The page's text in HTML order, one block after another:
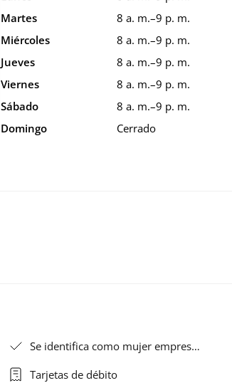
Martes
8 a. m.–9 p. m.
Miércoles
8 a. m.–9 p. m.
Jueves
8 a. m.–9 p. m.
Viernes
8 a. m.–9 p. m.
Sábado
8 a. m.–9 p. m.
Domingo
Cerrado
Se identifica como mujer empres…
Tarjetas de débito